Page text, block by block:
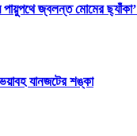
পায়ুপথে জ্বলন্ত মোমের ছ্যাঁকা’
যানজটের শঙ্কা